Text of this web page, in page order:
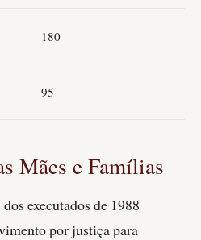
180
95
Mães e Famílias
executados de 1988
por justiça para